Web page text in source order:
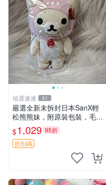
福運連連 31
嚴選全新未拆封日本SanX輕
松熊熊妹，附原裝包裝，毛絨
質地極佳，細膩可愛，推薦收
藏兼送禮，適合女性好友或家
人，限量釋出。鬆熊、熊玩
$1,029 95折
折扣碼